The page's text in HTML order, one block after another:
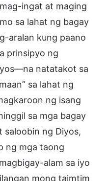
ingat at maging
sa lahat ng bagay
aralan kung paano
prinsipyo ng
natatakot sa
sa lahat ng
ng isang
sa mga bagay
saloobin ng Diyos,
ng mga taong
alam sa iyo
mong taimtim